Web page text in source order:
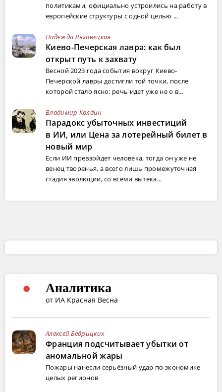
политиками, официально устроились на работу в
европейские структуры с одной целью ...
Надежда Ляховецкая
Киево-Печерская лавра: как был
открыт путь к захвату
Весной 2023 года события вокруг Киево-
Печерской лавры достигли той точки, после
которой стало ясно: речь идет уже не о в...
Владимир Колдин
Парадокс убыточных инвестиций
в ИИ, или Цена за лотерейный билет в
новый мир
Если ИИ превзойдет человека, тогда он уже не
венец творенья, а всего лишь промежуточная
стадия эволюции, со всеми вытека...
Аналитика
от ИА Красная Весна
Алексей Бедрицких
Франция подсчитывает убытки от
аномальной жары
Пожары нанесли серьёзный удар по экономике
целых регионов